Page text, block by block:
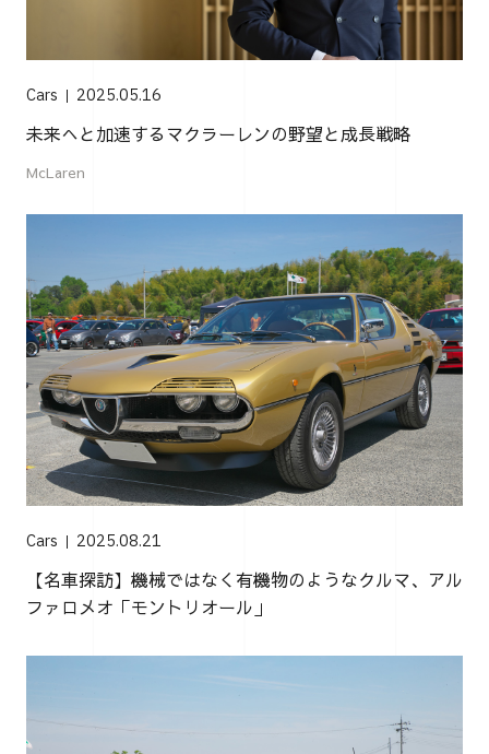
Cars 2025.05.16
未来へと加速するマクラーレンの野望と成長戦略
McLaren
Cars 2025.08.21
【名車探訪】機械ではなく有機物のようなクルマ、アル
ファロメオ「モントリオール」